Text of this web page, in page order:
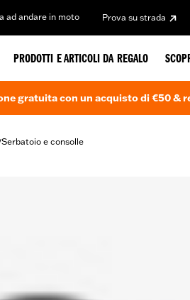
ad andare in moto Prova su strada
PRODOTTI E ARTICOLI DA REGALO
gratuita con un acquisto di €50 &
Serbatoio e consolle